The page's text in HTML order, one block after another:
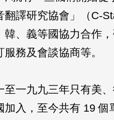
譯研究協會」（C-
韓、義等國協力合作
務及會談協商等。
一九九三年只有美
加入，至今共有 19